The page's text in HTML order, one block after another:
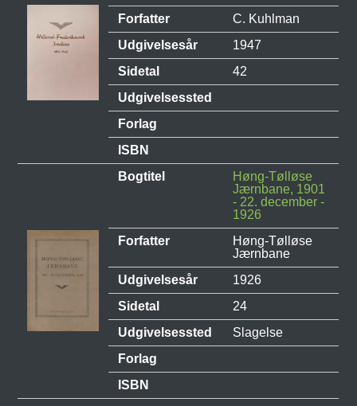
Forfatter
C. Kuhlman
Udgivelsesår
1947
Sidetal
42
Udgivelsessted
Forlag
ISBN
Bogtitel
Høng-Tølløse
Jærnbane, 1901
- 22. december -
1926
Forfatter
Høng-Tølløse
Jærnbane
Udgivelsesår
1926
Sidetal
24
Udgivelsessted
Slagelse
Forlag
ISBN